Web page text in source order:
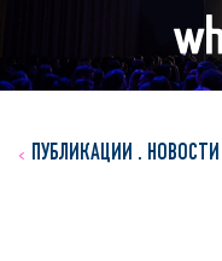
ПУБЛИКАЦИИ .